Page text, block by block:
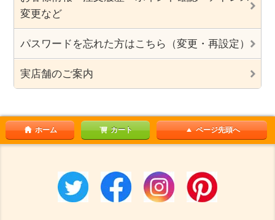
変更など
パスワードを忘れた方はこちら（変更・再設定）
実店舗のご案内
ホーム カート ページ先頭へ